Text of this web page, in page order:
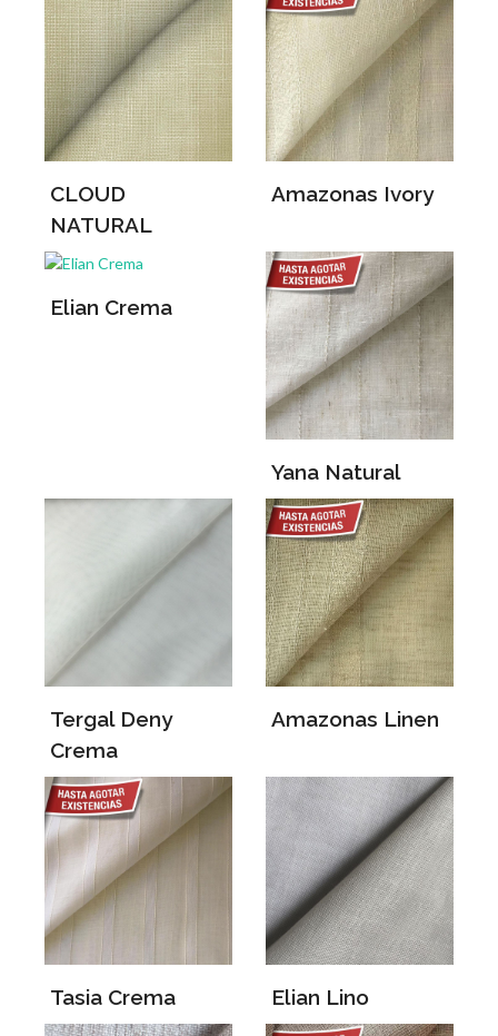
CLOUD
NATURAL
Amazonas Ivory
Elian Crema
Yana Natural
Tergal Deny
Crema
Amazonas Linen
Tasia Crema Elian Lino